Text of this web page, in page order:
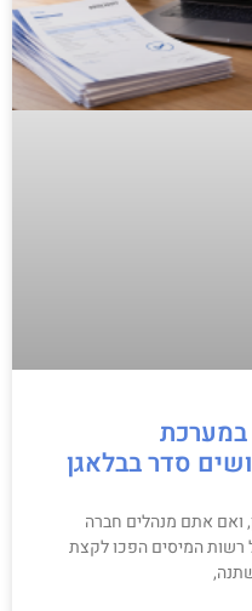
במערכת
סדר בבלאגן
ואם אתם מנהלים חברה
המיסים הפכו לקצת